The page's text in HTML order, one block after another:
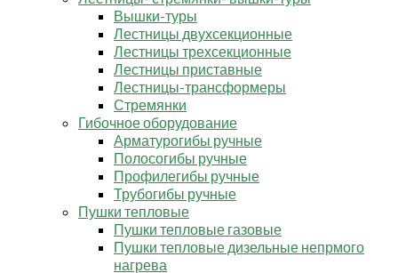
Вышки-туры
Лестницы двухсекционные
Лестницы трехсекционные
Лестницы приставные
Лестницы-трансформеры
Стремянки
Гибочное оборудование
Арматурогибы ручные
Полосогибы ручные
Профилегибы ручные
Трубогибы ручные
Пушки тепловые
Пушки тепловые газовые
Пушки тепловые дизельные непрмого
нагрева